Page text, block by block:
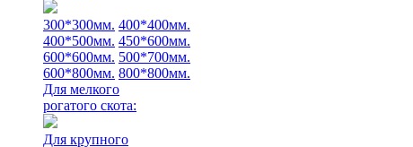
300*300мм. 400*400мм.
400*500мм. 450*600мм.
600*600мм. 500*700мм.
600*800мм. 800*800мм.
Для мелкого
рогатого скота:
Для крупного